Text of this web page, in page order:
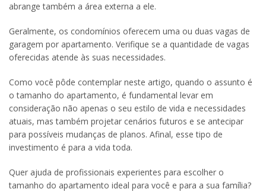
abrange também a área externa a ele.
Geralmente, os condomínios oferecem uma ou duas vagas de
garagem por apartamento. Verifique se a quantidade de vagas
oferecidas atende às suas necessidades.
Como você pôde contemplar neste artigo, quando o assunto é
o tamanho do apartamento, é fundamental levar em
consideração não apenas o seu estilo de vida e necessidades
atuais, mas também projetar cenários futuros e se antecipar
para possíveis mudanças de planos. Afinal, esse tipo de
investimento é para a vida toda.
Quer ajuda de profissionais experientes para escolher o
tamanho do apartamento ideal para você e para a sua família?